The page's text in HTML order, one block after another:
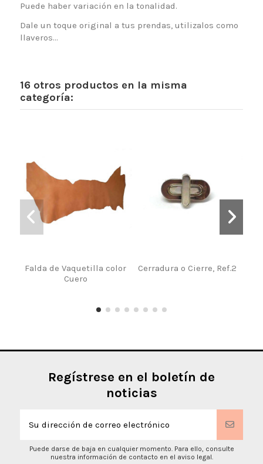
Puede haber variación en la tonalidad.
Dale un toque original a tus prendas, utilizalos como
llaveros...
16 otros productos en la misma
categoría:
Falda de Vaquetilla color
Cuero
Cerradura o Cierre, Ref.2
Regístrese en el boletín de
noticias
Puede darse de baja en cualquier momento. Para ello, consulte
nuestra información de contacto en el aviso legal.